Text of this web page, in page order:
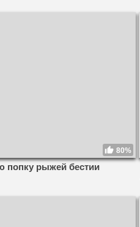
80%
попку рыжей бестии